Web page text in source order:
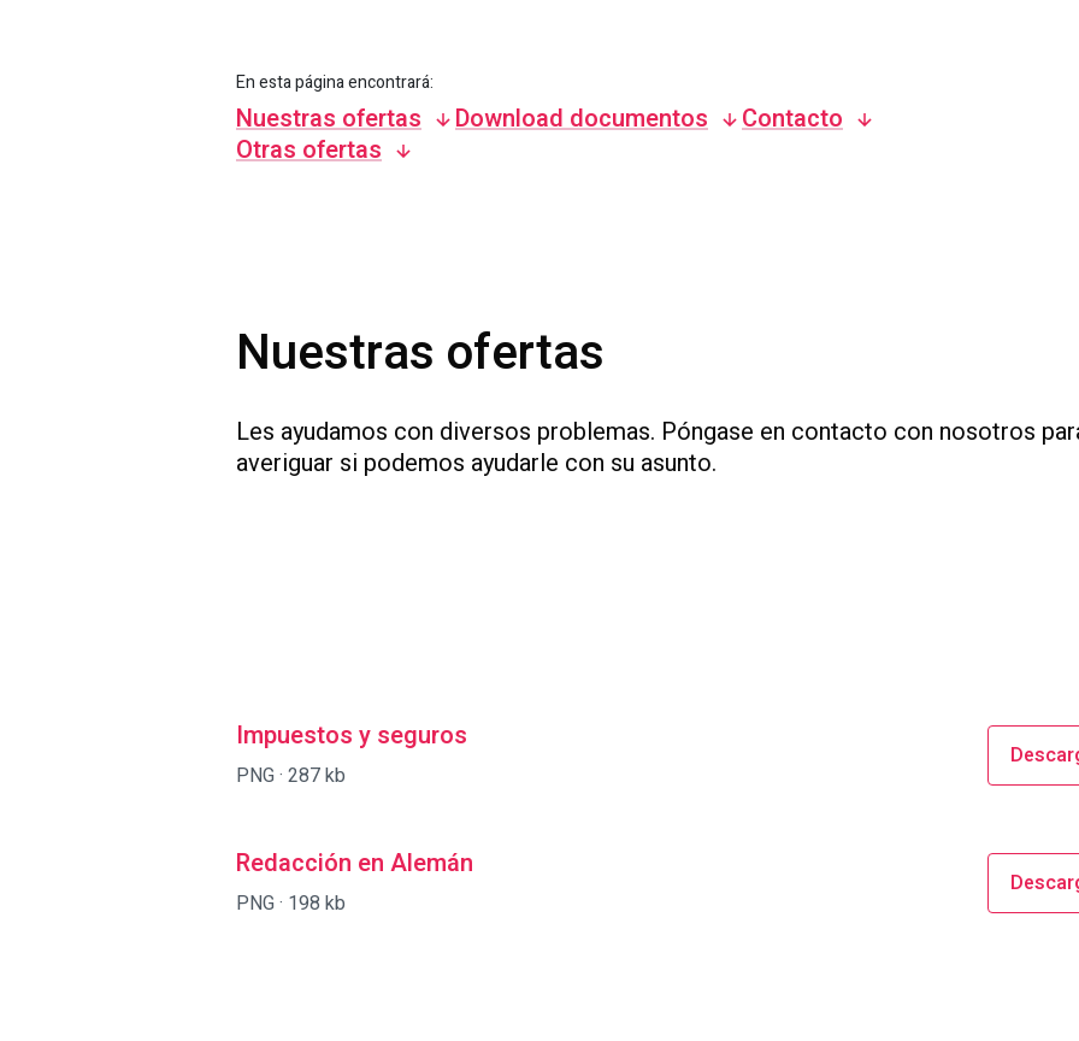
En esta página encontrará:
Nuestras ofertas Download documentos
Contacto
Otras ofertas
Nuestras ofertas
Les ayudamos con diversos problemas. Póngase en contacto con nosotros
averiguar si podemos ayudarle con su asunto.
Impuestos y seguros
PNG · 287 kb
Redacción en Alemán
PNG · 198 kb